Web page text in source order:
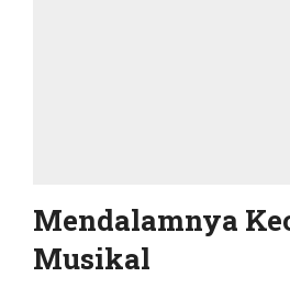
Mendalamnya
Musikal